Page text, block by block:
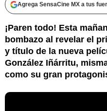
Agrega SensaCine MX a tus
¡Paren todo! Esta
bombazo al revelar el
y título de la nueva
González Iñárritu,
como su gran